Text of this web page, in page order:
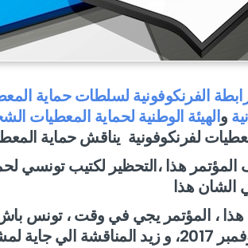
الفرنكوفونية لسلطات حماية
والهيئة الوطنية لحماية المعطيات
لفرنكوفونية يناقش حماية
هذا ،التحظير لكتيب تونسي
الشان هذا